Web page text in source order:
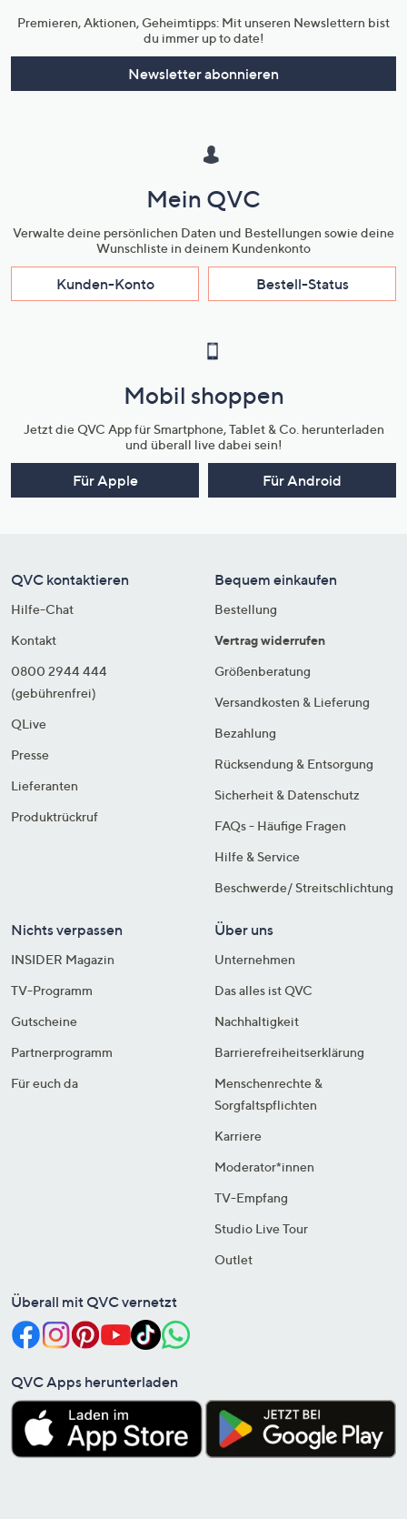
Premieren, Aktionen, Geheimtipps: Mit unseren Newslettern bist
du immer up to date!
Newsletter abonnieren
Mein QVC
Verwalte deine persönlichen Daten und Bestellungen sowie deine
Wunschliste in deinem Kundenkonto
Kunden-Konto Bestell-Status
Mobil shoppen
Jetzt die QVC App für Smartphone, Tablet & Co. herunterladen
und überall live dabei sein!
Für Apple Für Android
QVC kontaktieren
Hilfe-Chat
Kontakt
0800 2944 444
(gebührenfrei)
QLive
Presse
Lieferanten
Produktrückruf
Bequem einkaufen
Bestellung
Vertrag widerrufen
Größenberatung
Versandkosten & Lieferung
Bezahlung
Rücksendung & Entsorgung
Sicherheit & Datenschutz
FAQs - Häufige Fragen
Hilfe & Service
Beschwerde/ Streitschlichtung
Nichts verpassen
INSIDER Magazin
TV-Programm
Gutscheine
Partnerprogramm
Für euch da
Über uns
Unternehmen
Das alles ist QVC
Nachhaltigkeit
Barrierefreiheitserklärung
Menschenrechte &
Sorgfaltspflichten
Karriere
Moderator*innen
TV-Empfang
Studio Live Tour
Outlet
Überall mit QVC vernetzt
QVC Apps herunterladen